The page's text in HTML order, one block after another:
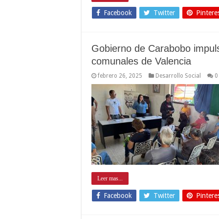
Facebook Twitter
Gobierno de Carabobo
comunales de Valencia
febrero 26, 2025 Desarrollo Social 0
Leer mas...
Facebook Twitter